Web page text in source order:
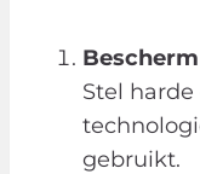
Stel
gebruikt.